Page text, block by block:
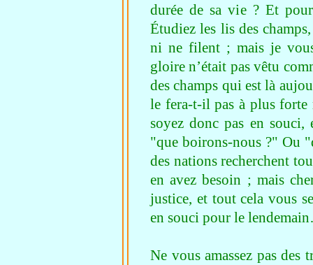
durée de sa vie ? Et
Étudiez les lis des
ni ne filent ; mais je
gloire n’était pas vêtu
des champs qui est là
le fera-t-il pas à plus
soyez donc pas en
"que boirons-nous ?" Ou
des nations recherchent
en avez besoin ; mais
justice, et tout cela vous
en souci pour le
Ne vous amassez pas